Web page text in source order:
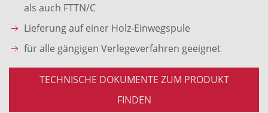
als auch FTTN/C
Lieferung auf einer Holz-Einwegspule
für alle gängigen Verlegeverfahren geeignet
TECHNISCHE DOKUMENTE ZUM PRODUKT
FINDEN